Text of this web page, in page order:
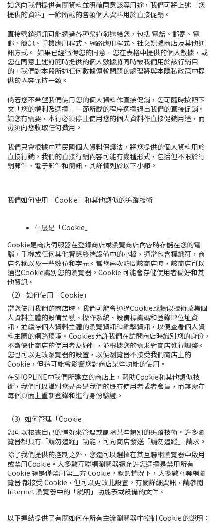
如您向我們提供有關資料並明確同意該等用途，我們可將上述 「您
提供的資料」一節所載的各類個人資料用於直接促銷。
直接營銷通訊可能透過各種渠道發送給您，包括 電話、郵寄、電
郵、簡訊、手機應用程式、網路應用程式、社交媒體商店及其他通
訊方式。 如果已經徵得您的同意，您在表格中提供的個人數據，或
您在同意上述訂閱時提供的個人數據將同時被我們用於該行銷目
的。我們對本段所述任何數據傳輸問題的處理將與本隱私政策中提
供的內容保持一致。
倘若您不希望我們使用您的個人資料作直接促銷，您可隨時按照下
文「您的權利及選擇 」一節所載的程序選擇退出我們的直接促銷 。
如您有需要，本行必須停止使用您的個人資料作直接促銷用途，而
毋須向您收取任何費用。
我們只會根據中華民國個人資料保護法，將您提供的個人資料用於
直接行銷 。我們的直接行銷內容可能有幾種形式，包括但不限於行
銷郵件、電子郵件和簡訊，其詳情列於以下小節。
我們如何使用「Cookie」和其他類似的追蹤技術
什麼是「Cookie」
Cookie是商店伺服器在登錄商店或瀏覽商店內容時存儲在您的電
腦，手機或任何其他智慧終端設備中的小檔，通常包含標識符，商
店名稱以及一些數位和字元。當您再次訪問該商店時，該商店可以
通過Cookie識別您的瀏覽器。Cookie 可能會存儲使用者偏好和其
他資訊。
（2） 如何使用「Cookie」
當您使用我們的商店時，我們可能會通過Cookie或類似技術蒐集個
人資料主體的設備型號、操作系統、設備標識碼和登錄IP位址資
訊，並緩存個人資料主體的瀏覽資訊和點擊資訊，以便查看個人資
料主體的網路環境。Cookies允許我們在訪問商店時識別您的身份，
不斷優化商店的使用者友好性，並根據您的需求對商店進行調整。
您也可以更改瀏覽器的設置，以便瀏覽器不接受我們商店上的
Cookie，但這可能會影響您對商店某些功能的使用。
在SHOPLINE中我們所建立的商店上，藉助Cookie和其他類似技
術，我們可以識別您是否是我們的既有使用者或者會員，而無需在
每個頁面上重新登錄和進行身份驗證。
（3）如何管理「Cookie」
您可以根據自己的偏好來管理或刪除某些類別的追蹤技術。許多瀏
覽器都具有「請勿追蹤」功能，可向商店發送「請勿追蹤」 請求。
除了我們提供的控制之外，您還可以選擇在其互聯網瀏覽器中啟用
或禁用Cookie。大多數互聯網瀏覽器還允許您選擇是禁用所有
Cookie 還是僅禁用第三方 Cookie。默認情況下，大多數互聯網瀏
覽器 都接受 Cookie，但可以更改此設置。有關詳細資訊，請參閱
Internet 瀏覽器中的「説明」功能表或設備的文件。
以下連結提供了有關如何在所有主流瀏覽器中控制 Cookie 的說明：